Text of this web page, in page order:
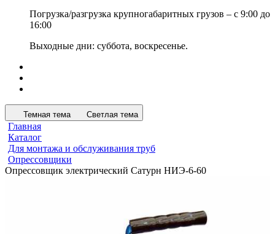
Погрузка/разгрузка крупногабаритных грузов – с 9:00 до
16:00
Выходные дни: суббота, воскресенье.
Темная тема Светлая тема
Главная
Каталог
Для монтажа и обслуживания труб
Опрессовщики
Опрессовщик электрический Сатурн НИЭ-6-60